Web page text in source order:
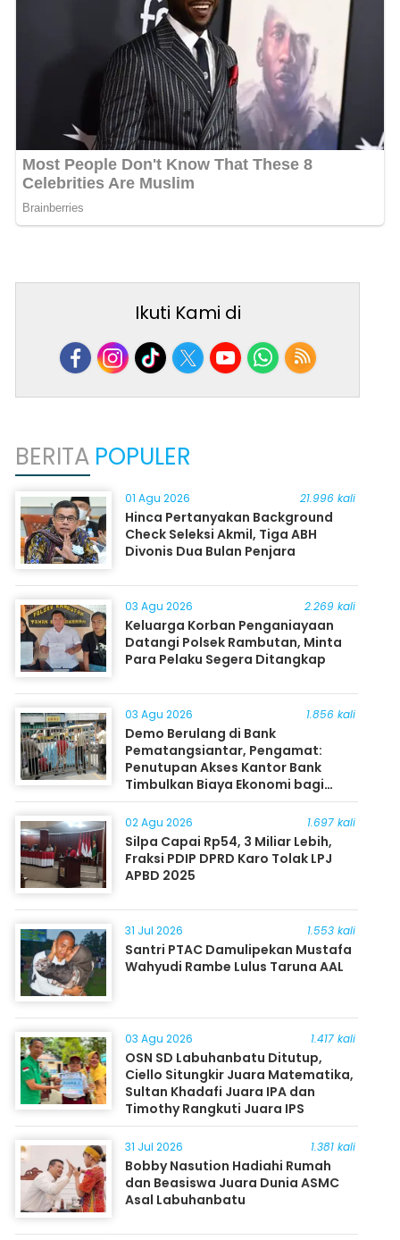
Ikuti Kami di
BERITA POPULER
01 Agu 2026 21.996 kali
Hinca Pertanyakan Background
Check Seleksi Akmil, Tiga ABH
Divonis Dua Bulan Penjara
03 Agu 2026 2.269 kali
Keluarga Korban Penganiayaan
Datangi Polsek Rambutan, Minta
Para Pelaku Segera Ditangkap
03 Agu 2026 1.856 kali
Demo Berulang di Bank
Pematangsiantar, Pengamat:
Penutupan Akses Kantor Bank
Timbulkan Biaya Ekonomi bagi
Masyarakat
02 Agu 2026 1.697 kali
Silpa Capai Rp54, 3 Miliar Lebih,
Fraksi PDIP DPRD Karo Tolak LPJ
APBD 2025
31 Jul 2026 1.553 kali
Santri PTAC Damulipekan Mustafa
Wahyudi Rambe Lulus Taruna AAL
03 Agu 2026 1.417 kali
OSN SD Labuhanbatu Ditutup,
Ciello Situngkir Juara Matematika,
Sultan Khadafi Juara IPA dan
Timothy Rangkuti Juara IPS
31 Jul 2026 1.381 kali
Bobby Nasution Hadiahi Rumah
dan Beasiswa Juara Dunia ASMC
Asal Labuhanbatu